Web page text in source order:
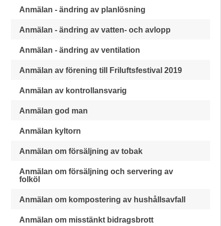
Anmälan - ändring av planlösning
Anmälan - ändring av vatten- och avlopp
Anmälan - ändring av ventilation
Anmälan av förening till Friluftsfestival 2019
Anmälan av kontrollansvarig
Anmälan god man
Anmälan kyltorn
Anmälan om försäljning av tobak
Anmälan om försäljning och servering av
folköl
Anmälan om kompostering av hushållsavfall
Anmälan om misstänkt bidragsbrott